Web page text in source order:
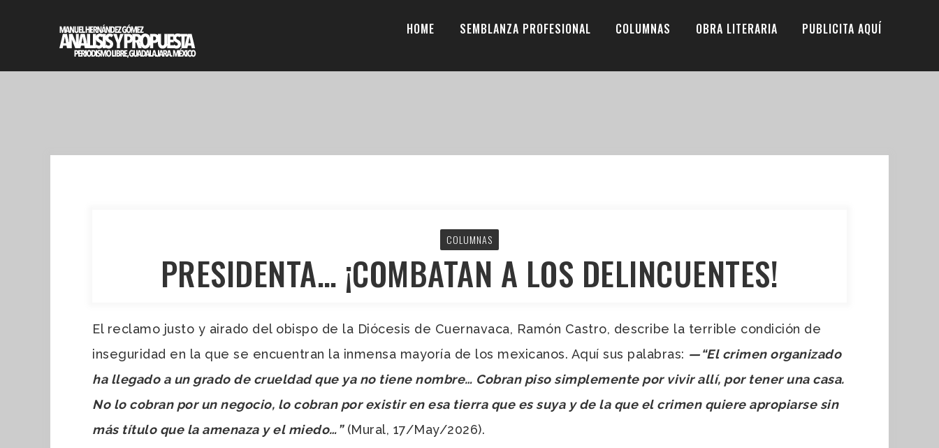
HOME SEMBLANZA PROFESIONAL COLUMNAS OBRA LITERARIA PUBLICITA AQUÍ
COLUMNAS
PRESIDENTA… ¡COMBATAN A LOS DELINCUENTES!
El reclamo justo y airado del obispo de la Diócesis de Cuernavaca, Ramón Castro, describe la terrible condición de
inseguridad en la que se encuentran la inmensa mayoría de los mexicanos. Aquí sus palabras: —“El crimen organizado
ha llegado a un grado de crueldad que ya no tiene nombre… Cobran piso simplemente por vivir allí, por tener una casa.
No lo cobran por un negocio, lo cobran por existir en esa tierra que es suya y de la que el crimen quiere apropiarse sin
más título que la amenaza y el miedo…”(Mural, 17/May/2026).